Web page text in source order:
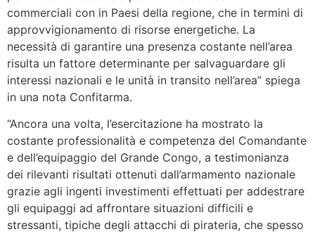
commerciali con in Paesi della regione, che in termini di
approvvigionamento di risorse energetiche. La
necessità di garantire una presenza costante nell’area
risulta un fattore determinante per salvaguardare gli
interessi nazionali e le unità in transito nell’area” spiega
in una nota Confitarma.
“Ancora una volta, l’esercitazione ha mostrato la
costante professionalità e competenza del Comandante
e dell’equipaggio del Grande Congo, a testimonianza
dei rilevanti risultati ottenuti dall’armamento nazionale
grazie agli ingenti investimenti effettuati per addestrare
gli equipaggi ad affrontare situazioni difficili e
stressanti, tipiche degli attacchi di pirateria, che spesso